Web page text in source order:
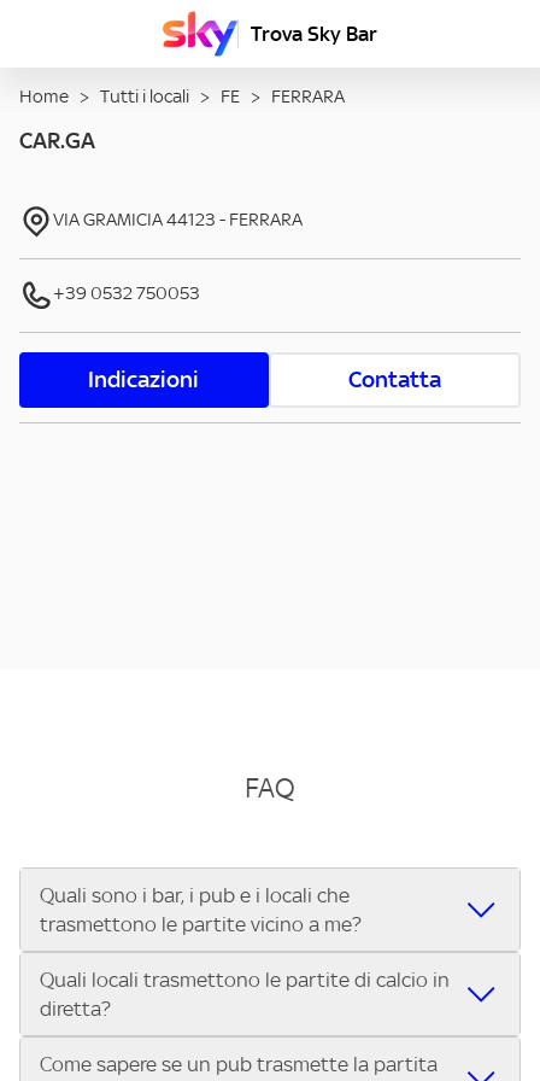
Trova Sky Bar
Home > Tutti i locali > FE > FERRARA
CAR.GA
VIA GRAMICIA44123 - FERRARA
+39 0532 750053
Indicazioni Contatta
FAQ
Quali sono i bar, i pub e i locali che
trasmettono le partite vicino a me?
Se cerchi un bar, pub, ristorante o locale vicino a te per
vedere le partite di Serie A ENILIVE, la Serie C Sky Wifi, la
UEFA Champions League, la UEFA Europa League, la UEFA
Conference League, il Tennis, la Formula 1®, la MotoGP™ e
Quali locali trasmettono le partite di calcio in
diretta?
Vuoi sapere quali bar, pub o ristoranti mostrano le partite
Come sapere se un pub trasmette la partita